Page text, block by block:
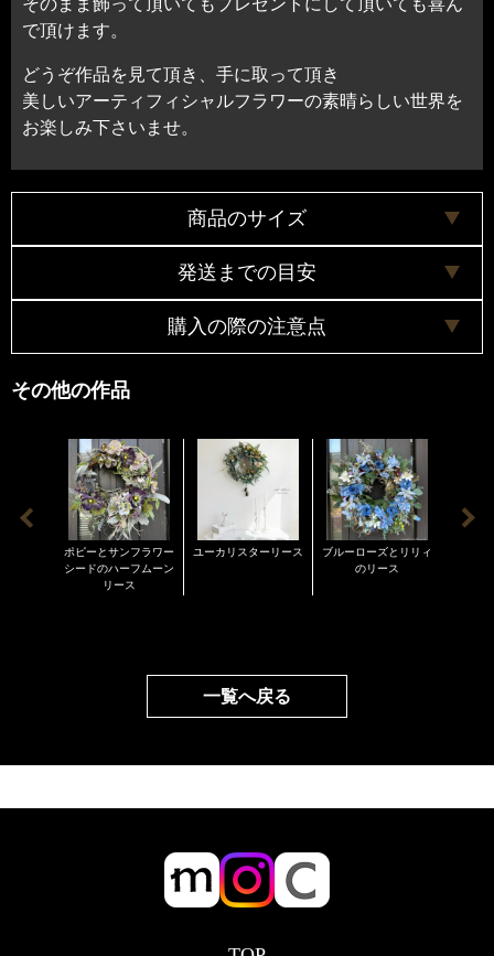
商品のサイズ
発送までの目安
購入の際の注意点
横約25センチ
※配送料について
原則的にお客様のご都合による返品・キャンセルはお
受けできかねます。 商品ならび発送については細心の
注意を払っておりますが、万一、破損等があった場合
は商品到着後３日以内にご連絡お願い致します。
商品は全て手作りで作成していますので、お花の配置
す。了承の程宜しくお願い致します。
アーティフィシャルフラワーの特徴としてお花が取れ
る場合がございます。その時はお手持ちのボンドなど
でお取り付けください。
また、非常に長く楽しんで頂けるのがアーティフィシ
ャルフラワーの利点ではありますが、紫外線の多い陽
の当たる場所に長期間置かれますと紫外線により色褪
などご注意ください。このような場合の返品交換など
はお受けできません事をご承知ください。 また、ペッ
で頂けます。
どうぞ作品を見て頂き、手に取って頂き
美しいアーティフィシャルフラワーの素晴らしい世界を
お楽しみ下さいませ。
その他の作品
ポピーとサンフラワー
シードのハーフムーン
リース
ユーカリスターリース
ブルーローズとリリィ
のリース
一覧へ戻る